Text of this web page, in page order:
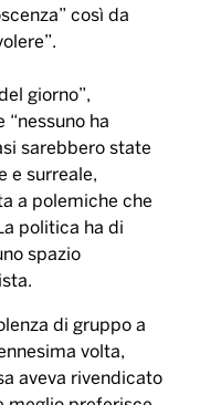
così da
giorno”,
“nessuno ha
sarebbero state
e surreale,
a polemiche che
politica ha di
spazio
di gruppo a
volta,
aveva rivendicato